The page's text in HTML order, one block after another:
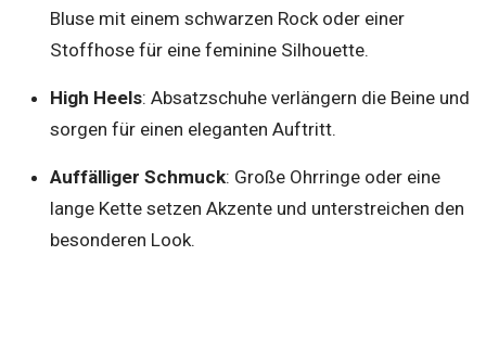
Bluse mit einem schwarzen Rock oder einer
Stoffhose für eine feminine Silhouette.
High Heels: Absatzschuhe verlängern die Beine und
sorgen für einen eleganten Auftritt.
Auffälliger Schmuck: Große Ohrringe oder eine
lange Kette setzen Akzente und unterstreichen den
besonderen Look.